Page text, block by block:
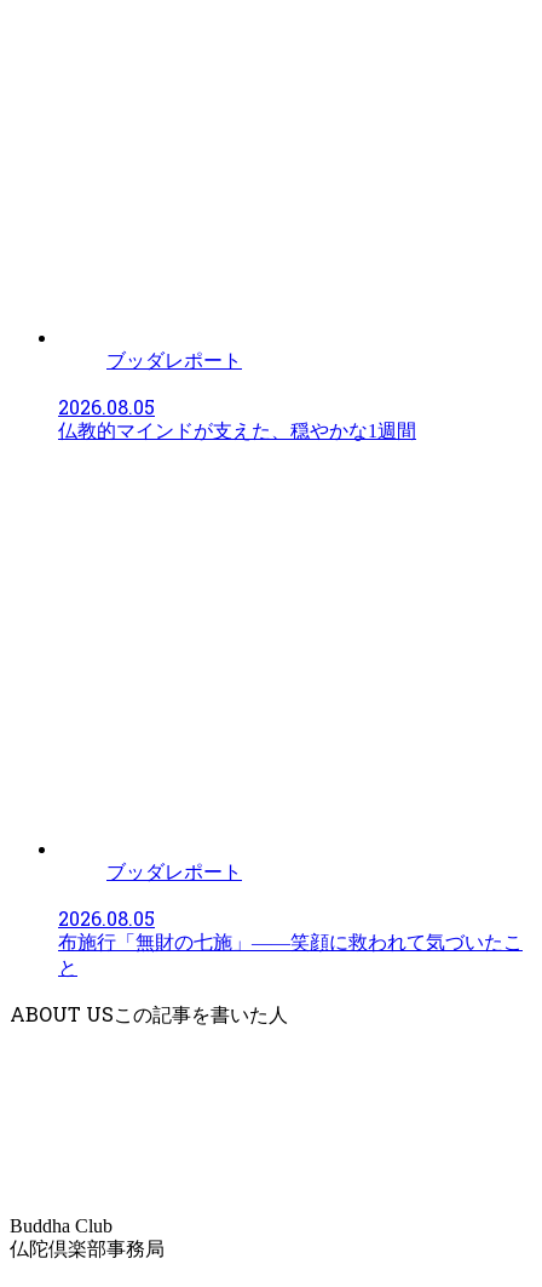
ブッダレポート
2026.08.05
仏教的マインドが支えた、穏やかな1週間
ブッダレポート
2026.08.05
布施行「無財の七施」――笑顔に救われて気づいたこ
と
ABOUT US
Buddha Club
仏陀倶楽部事務局